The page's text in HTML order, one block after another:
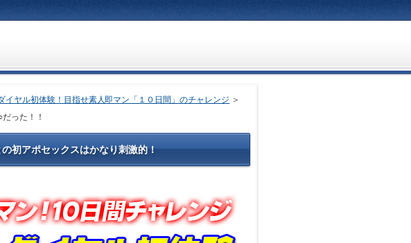
イヤル初体験！目指せ素人即マン「１０日間」のチャレンジ ＞
った！！
初アポセックスはかなり刺激的！